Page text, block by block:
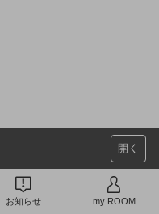
開く
お知らせ my ROOM